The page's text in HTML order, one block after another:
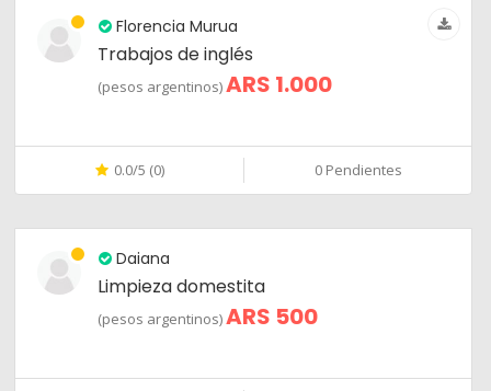
Florencia Murua
Trabajos de inglés
(pesos argentinos)ARS 1.000
0.0/5 (0) 0 Pendientes
Daiana
Limpieza domestita
(pesos argentinos)ARS 500